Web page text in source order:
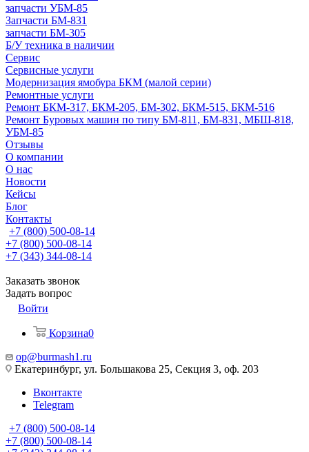
запчасти УБМ-85
Запчасти БМ-831
запчасти БМ-305
Б/У техника в наличии
Сервис
Сервисные услуги
Модернизация ямобура БКМ (малой серии)
Ремонтные услуги
Ремонт БКМ-317, БКМ-205, БМ-302, БКМ-515, БКМ-516
Ремонт Буровых машин по типу БМ-811, БМ-831, МБШ-818,
УБМ-85
Отзывы
О компании
О нас
Новости
Кейсы
Блог
Контакты
+7 (800) 500-08-14
+7 (800) 500-08-14
+7 (343) 344-08-14
Заказать звонок
Задать вопрос
Войти
Корзина0
op@burmash1.ru
Екатеринбург, ул. Большакова 25, Секция 3, оф. 203
Вконтакте
Telegram
+7 (800) 500-08-14
+7 (800) 500-08-14